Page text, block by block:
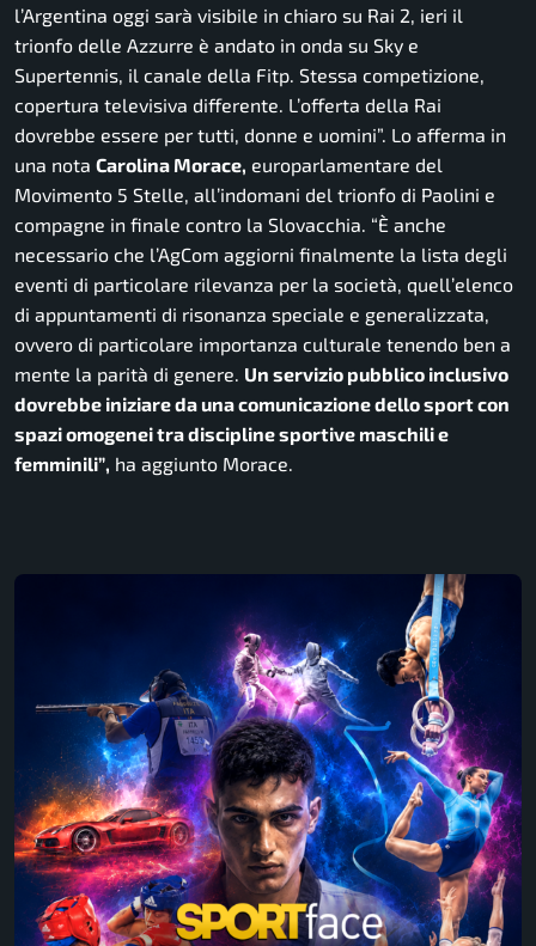
l’Argentina oggi sarà visibile in chiaro su Rai 2, ieri il
trionfo delle Azzurre è andato in onda su Sky e
Supertennis, il canale della Fitp. Stessa competizione,
copertura televisiva differente. L’offerta della Rai
dovrebbe essere per tutti, donne e uomini”. Lo afferma in
una nota Carolina Morace, europarlamentare del
Movimento 5 Stelle, all’indomani del trionfo di Paolini e
compagne in finale contro la Slovacchia. “È anche
necessario che l’AgCom aggiorni finalmente la lista degli
eventi di particolare rilevanza per la società, quell’elenco
di appuntamenti di risonanza speciale e generalizzata,
ovvero di particolare importanza culturale tenendo ben a
mente la parità di genere. Un servizio pubblico inclusivo
dovrebbe iniziare da una comunicazione dello sport con
spazi omogenei tra discipline sportive maschili e
femminili”, ha aggiunto Morace.